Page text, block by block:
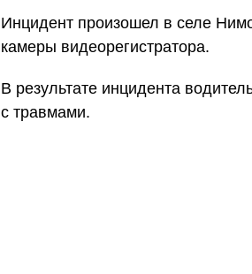
Инцидент произошел в селе
камеры видеорегистратора.
В результате инцидента
с травмами.